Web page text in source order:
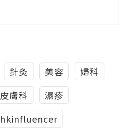
針灸 美容
婦科
皮膚科
濕疹
hkinfluencer